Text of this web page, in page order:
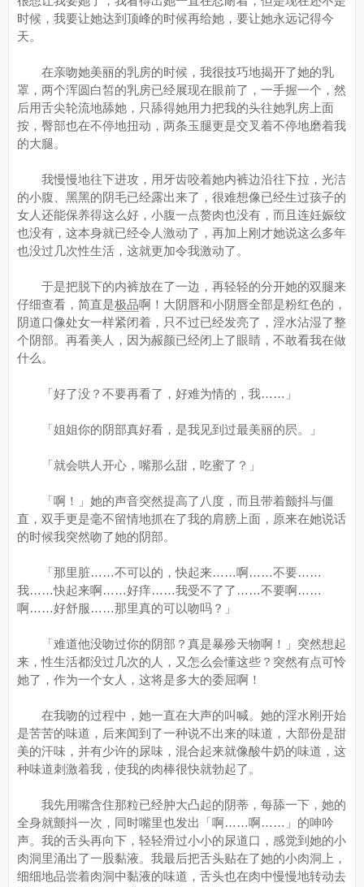
时候，我要让她达到顶峰的时候再给她，要让她永远记得今
天。
在亲吻她美丽的乳房的时候，我很技巧地揭开了她的乳
罩，两个浑圆白皙的乳房已经展现在眼前了，一手握一个，然
后用舌尖轮流地舔她，只舔得她用力把我的头往她乳房上面
按，臀部也在不停地扭动，两条玉腿更是交叉着不停地磨着我
的大腿。
我慢慢地往下进攻，用牙齿咬着她内裤边沿往下拉，光洁
的小腹、黑黑的阴毛已经露出来了，很难想像已经生过孩子的
女人还能保养得这么好，小腹一点赘肉也没有，而且连妊娠纹
也没有，这本身就已经令人激动了，再加上刚才她说这么多年
也没过几次性生活，这就更加令我激动了。
于是把脱下的内裤放在了一边，再轻轻的分开她的双腿来
仔细查看，简直是极品啊！大阴唇和小阴唇全部是粉红色的，
阴道口像处女一样紧闭着，只不过已经发亮了，淫水沾湿了整
个阴部。再看美人，因为赧颜已经闭上了眼睛，不敢看我在做
什么。
「好了没？不要再看了，好难为情的，我……」
「姐姐你的阴部真好看，是我见到过最美丽的屄。」
「就会哄人开心，嘴那么甜，吃蜜了？」
「啊！」她的声音突然提高了八度，而且带着颤抖与僵
直，双手更是毫不留情地抓在了我的肩膀上面，原来在她说话
的时候我突然吻了她的阴部。
「那里脏……不可以的，快起来……啊……不要……
我……快起来啊……好痒……我受不了了……不要啊……
啊……好舒服……那里真的可以吻吗？」
「难道他没吻过你的阴部？真是暴殄天物啊！」突然想起
来，性生活都没过几次的人，又怎么会懂这些？突然有点可怜
她了，作为一个女人，这将是多大的委屈啊！
在我吻的过程中，她一直在大声的叫喊。她的淫水刚开始
是苦苦的味道，后来闻到了一种说不出来的味道，大部份是甜
美的汗味，并有少许的尿味，混合起来就像酸牛奶的味道，这
种味道刺激着我，使我的肉棒很快就勃起了。
我先用嘴含住那粒已经肿大凸起的阴蒂，每舔一下，她的
全身就颤抖一次，同时嘴里也发出「啊……啊……」的呻吟
声。我的舌头再向下，轻轻滑过小小的尿道口，感觉到她的小
肉洞里涌出了一股黏液。我最后把舌头贴在了她的小肉洞上，
细细地品尝着肉洞中黏液的味道，舌头也在肉中慢慢地转动去